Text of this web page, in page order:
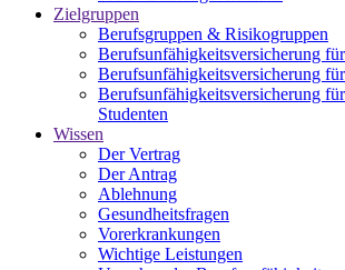
Zielgruppen
Berufsgruppen & Risikogruppen
Berufsunfähigkeitsversicherung
Berufsunfähigkeitsversicherung
Berufsunfähigkeitsversicherung
Studenten
Wissen
Der Vertrag
Der Antrag
Ablehnung
Gesundheitsfragen
Vorerkrankungen
Wichtige Leistungen